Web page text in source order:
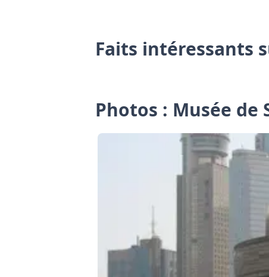
Faits intéressants
Photos : Musée de